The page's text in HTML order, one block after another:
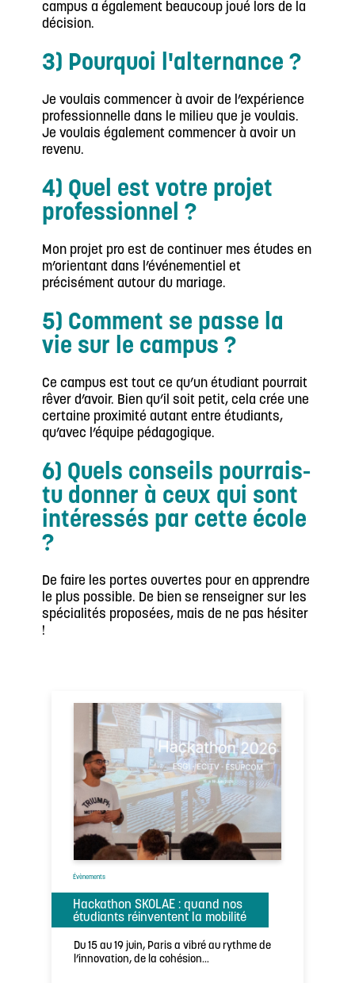
campus a également beaucoup joué lors de la
décision.
3) Pourquoi l'alternance ?
Je voulais commencer à avoir de l’expérience
professionnelle dans le milieu que je voulais.
Je voulais également commencer à avoir un
revenu.
4) Quel est votre projet
professionnel ?
Mon projet pro est de continuer mes études en
m’orientant dans l’événementiel et
précisément autour du mariage.
5) Comment se passe la
vie sur le campus ?
Ce campus est tout ce qu’un étudiant pourrait
rêver d’avoir. Bien qu’il soit petit, cela crée une
certaine proximité autant entre étudiants,
qu’avec l’équipe pédagogique.
6) Quels conseils pourrais-
tu donner à ceux qui sont
intéressés par cette école
?
De faire les portes ouvertes pour en apprendre
le plus possible. De bien se renseigner sur les
spécialités proposées, mais de ne pas hésiter
!
Évènements
Hackathon SKOLAE : quand nos
étudiants réinventent la mobilité
Du 15 au 19 juin, Paris a vibré au rythme de
l’innovation, de la cohésion…